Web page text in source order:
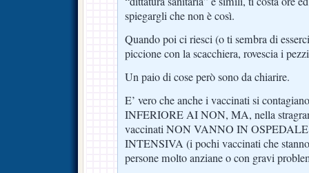
spiegargli che non è così.
Quando poi ci riesci (o ti sembra di
piccione con la scacchiera, rovescia i
Un paio di cose però sono da chiarire.
E’ vero che anche i vaccinati si
INFERIORE AI NON, MA, nella
vaccinati NON VANNO IN
INTENSIVA (i pochi vaccinati che
persone molto anziane o con gravi